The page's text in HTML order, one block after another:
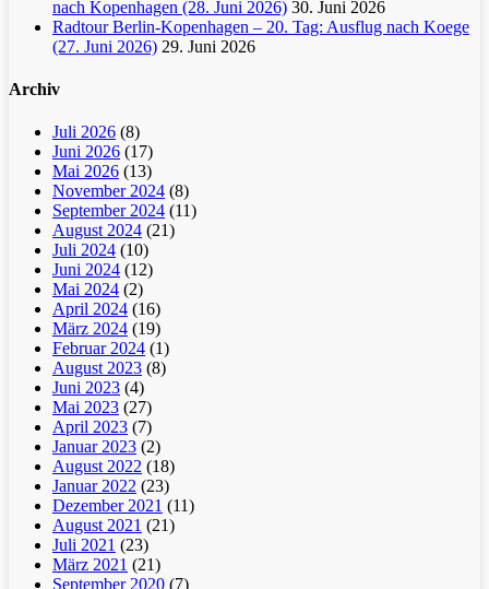
nach Kopenhagen (28. Juni 2026) 30. Juni 2026
Radtour Berlin-Kopenhagen – 20. Tag: Ausflug nach Koege
(27. Juni 2026) 29. Juni 2026
Archiv
Juli 2026 (8)
Juni 2026 (17)
Mai 2026 (13)
November 2024 (8)
September 2024 (11)
August 2024 (21)
Juli 2024 (10)
Juni 2024 (12)
Mai 2024 (2)
April 2024 (16)
März 2024 (19)
Februar 2024 (1)
August 2023 (8)
Juni 2023 (4)
Mai 2023 (27)
April 2023 (7)
Januar 2023 (2)
August 2022 (18)
Januar 2022 (23)
Dezember 2021 (11)
August 2021 (21)
Juli 2021 (23)
März 2021 (21)
September 2020 (7)